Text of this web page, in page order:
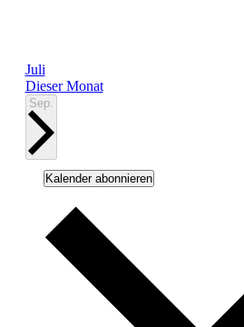
Juli
Dieser Monat
Sep.
Kalender abonnieren